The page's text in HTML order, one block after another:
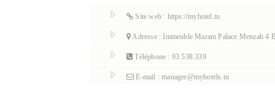
Site web : https://myhotel.tn
Adresse : Immeuble Maram Palace Menzah 4
Téléphone : 93 538 339
E-mail : manager@myhotels.tn